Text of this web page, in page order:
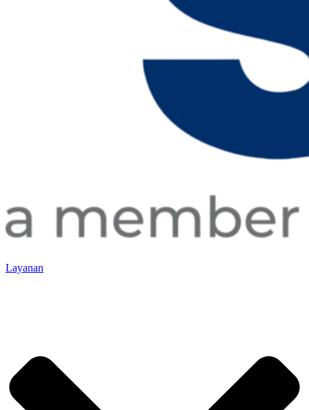
Layanan